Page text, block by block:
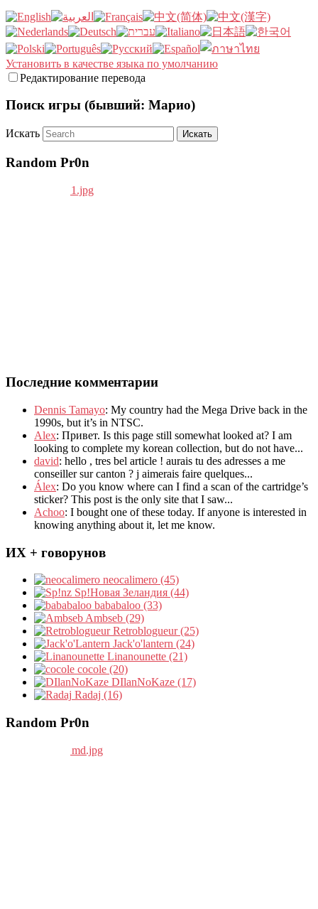
Установить в качестве языка по умолчанию
Редактирование перевода
Поиск игры (бывший: Марио)
Искать
Random Pr0n
Последние комментарии
Dennis Tamayo: My country had the Mega Drive back in the
1990s, but it’s in NTSC.
Alex: Привет. Is this page still somewhat looked at? I am
looking to complete my korean collection, but do not have...
david: hello , tres bel article ! aurais tu des adresses a me
conseiller sur canton ? j aimerais faire quelques...
Álex: Do you know where can I find a scan of the cartridge’s
sticker? This post is the only site that I saw...
Achoo: I bought one of these today. If anyone is interested in
knowing anything about it, let me know.
ИХ + говорунов
neocalimero (45)
Sp!Новая Зеландия (44)
bababaloo (33)
Ambseb (29)
Retroblogueur (25)
Jack'o'lantern (24)
Linanounette (21)
cocole (20)
DIlanNoKaze (17)
Radaj (16)
Random Pr0n